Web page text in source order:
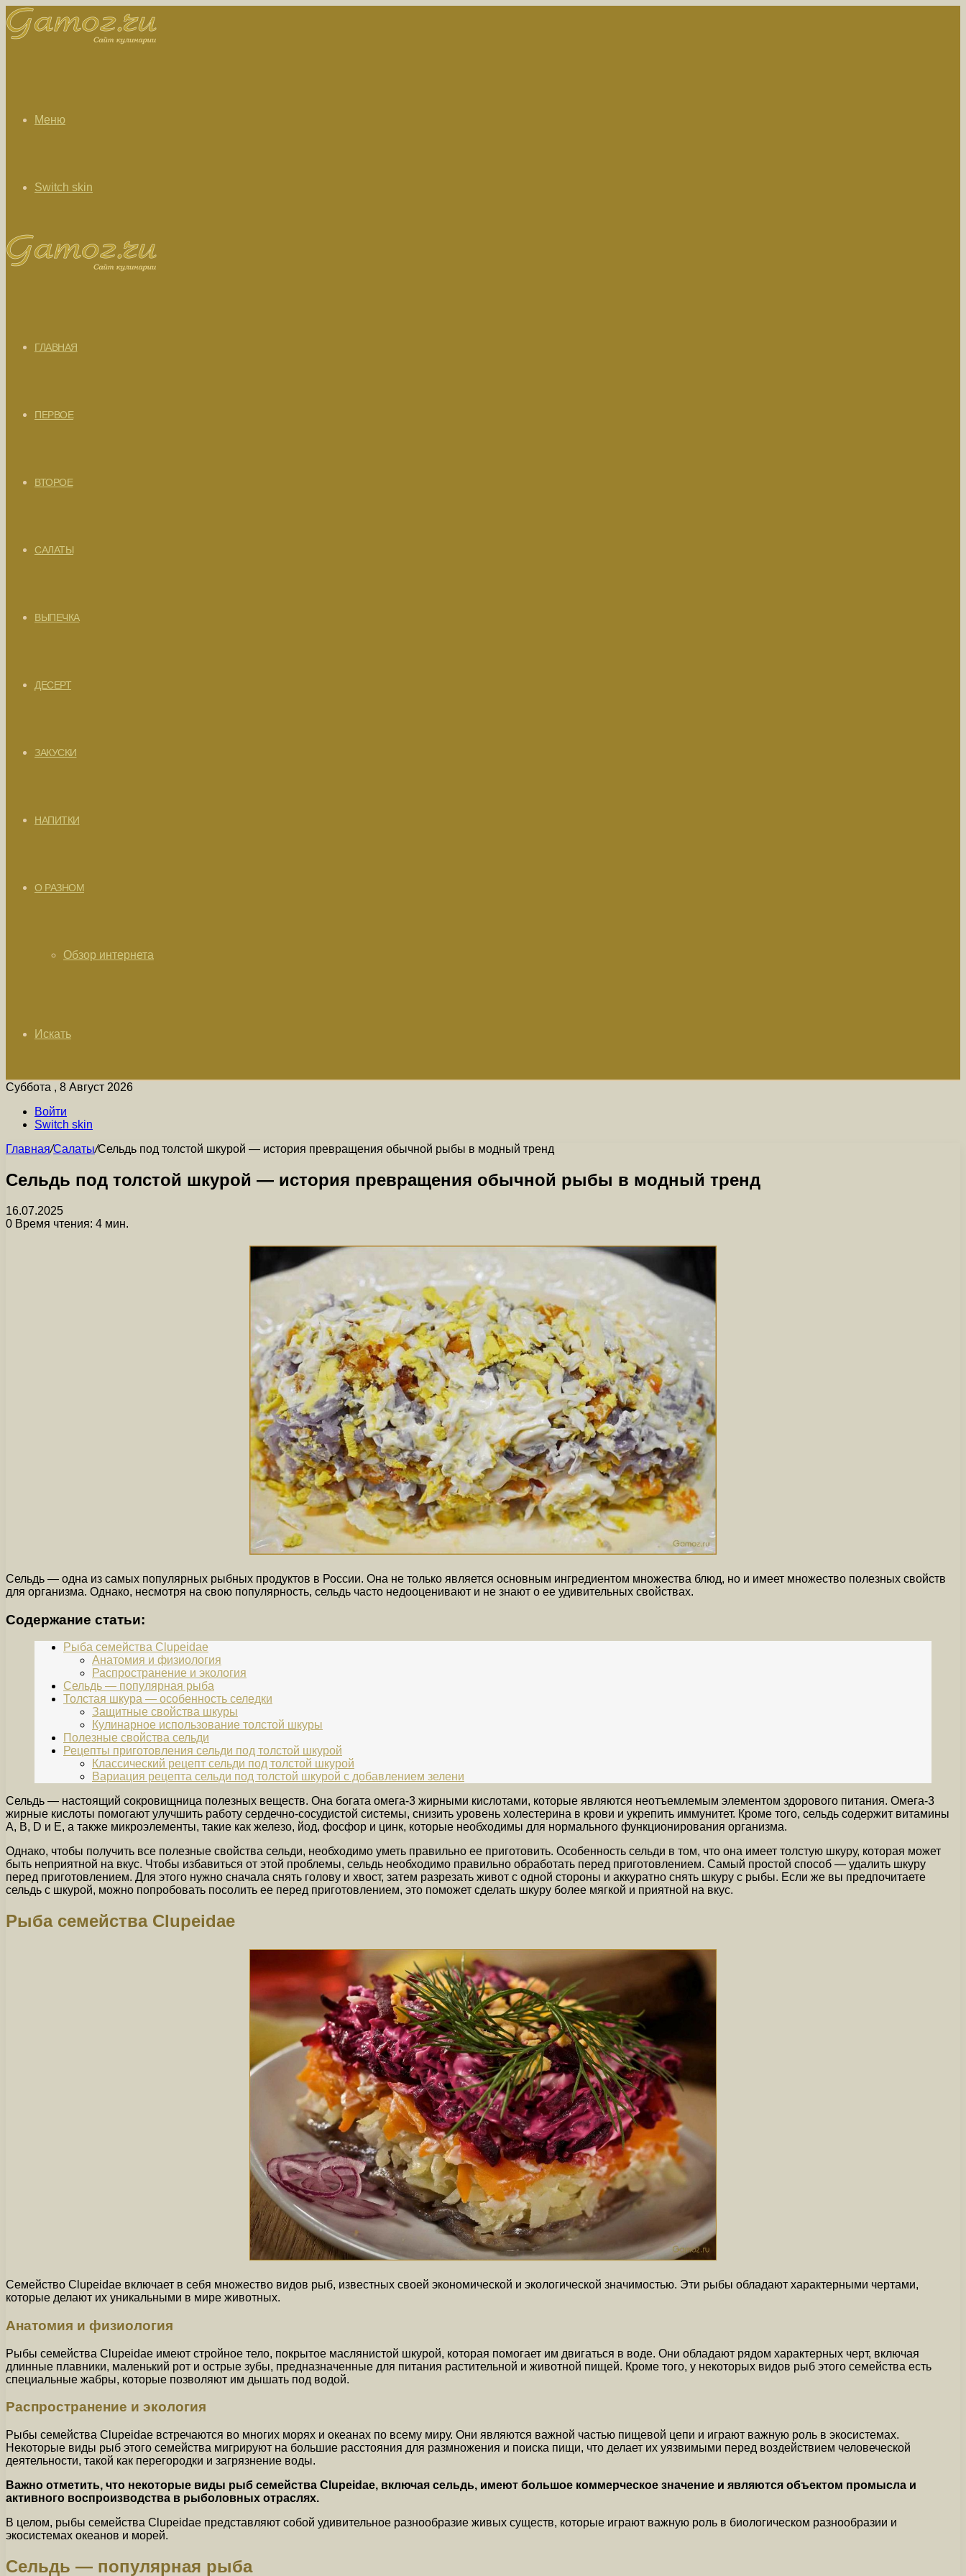
Меню
Switch skin
ГЛАВНАЯ
ПЕРВОЕ
ВТОРОЕ
САЛАТЫ
ВЫПЕЧКА
ДЕСЕРТ
ЗАКУСКИ
НАПИТКИ
О РАЗНОМ
Обзор интернета
Искать
Суббота , 8 Август 2026
Войти
Switch skin
Главная/Салаты/Сельдь под толстой шкурой — история превращения обычной рыбы в модный тренд
Сельдь под толстой шкурой — история превращения обычной рыбы в модный тренд
16.07.2025
0 Время чтения: 4 мин.
Сельдь — одна из самых популярных рыбных продуктов в России. Она не только является основным ингредиентом множества блюд, но и имеет множество полезных свойств
для организма. Однако, несмотря на свою популярность, сельдь часто недооценивают и не знают о ее удивительных свойствах.
Содержание статьи:
Рыба семейства Clupeidae
Анатомия и физиология
Распространение и экология
Сельдь — популярная рыба
Толстая шкура — особенность селедки
Защитные свойства шкуры
Кулинарное использование толстой шкуры
Полезные свойства сельди
Рецепты приготовления сельди под толстой шкурой
Классический рецепт сельди под толстой шкурой
Вариация рецепта сельди под толстой шкурой с добавлением зелени
Сельдь — настоящий сокровищница полезных веществ. Она богата омега-3 жирными кислотами, которые являются неотъемлемым элементом здорового питания. Омега-3
жирные кислоты помогают улучшить работу сердечно-сосудистой системы, снизить уровень холестерина в крови и укрепить иммунитет. Кроме того, сельдь содержит витамины
А, В, D и Е, а также микроэлементы, такие как железо, йод, фосфор и цинк, которые необходимы для нормального функционирования организма.
Однако, чтобы получить все полезные свойства сельди, необходимо уметь правильно ее приготовить. Особенность сельди в том, что она имеет толстую шкуру, которая может
быть неприятной на вкус. Чтобы избавиться от этой проблемы, сельдь необходимо правильно обработать перед приготовлением. Самый простой способ — удалить шкуру
перед приготовлением. Для этого нужно сначала снять голову и хвост, затем разрезать живот с одной стороны и аккуратно снять шкуру с рыбы. Если же вы предпочитаете
сельдь с шкурой, можно попробовать посолить ее перед приготовлением, это поможет сделать шкуру более мягкой и приятной на вкус.
Рыба семейства Clupeidae
Семейство Clupeidae включает в себя множество видов рыб, известных своей экономической и экологической значимостью. Эти рыбы обладают характерными чертами,
которые делают их уникальными в мире животных.
Анатомия и физиология
Рыбы семейства Clupeidae имеют стройное тело, покрытое маслянистой шкурой, которая помогает им двигаться в воде. Они обладают рядом характерных черт, включая
длинные плавники, маленький рот и острые зубы, предназначенные для питания растительной и животной пищей. Кроме того, у некоторых видов рыб этого семейства есть
специальные жабры, которые позволяют им дышать под водой.
Распространение и экология
Рыбы семейства Clupeidae встречаются во многих морях и океанах по всему миру. Они являются важной частью пищевой цепи и играют важную роль в экосистемах.
Некоторые виды рыб этого семейства мигрируют на большие расстояния для размножения и поиска пищи, что делает их уязвимыми перед воздействием человеческой
деятельности, такой как перегородки и загрязнение воды.
Важно отметить, что некоторые виды рыб семейства Clupeidae, включая сельдь, имеют большое коммерческое значение и являются объектом промысла и
активного воспроизводства в рыболовных отраслях.
В целом, рыбы семейства Clupeidae представляют собой удивительное разнообразие живых существ, которые играют важную роль в биологическом разнообразии и
экосистемах океанов и морей.
Сельдь — популярная рыба